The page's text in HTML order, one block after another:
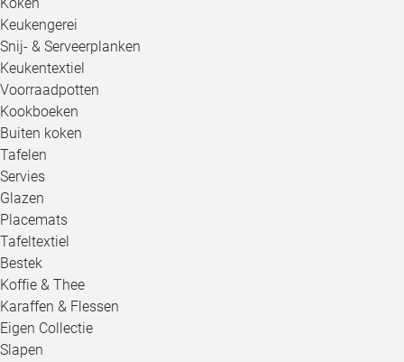
Keukengerei
Snij- & Serveerplanken
Keukentextiel
Voorraadpotten
Kookboeken
Buiten koken
Tafelen
Servies
Glazen
Placemats
Tafeltextiel
Bestek
Koffie & Thee
Karaffen & Flessen
Eigen Collectie
Slapen